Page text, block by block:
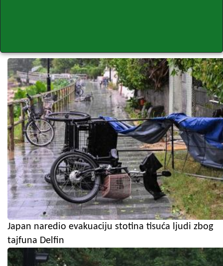
Japan naredio evakuaciju stotina tisuća ljudi zbog
tajfuna Delfin